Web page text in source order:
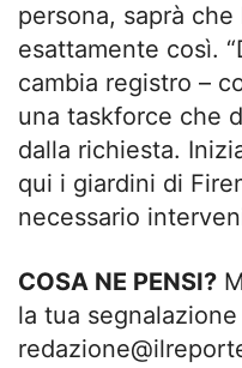
persona, saprà
esattamente così.
cambia registro –
una taskforce che
dalla richiesta.
qui i giardini di
necessario
COSA NE PENSI?
la tua segnalazione